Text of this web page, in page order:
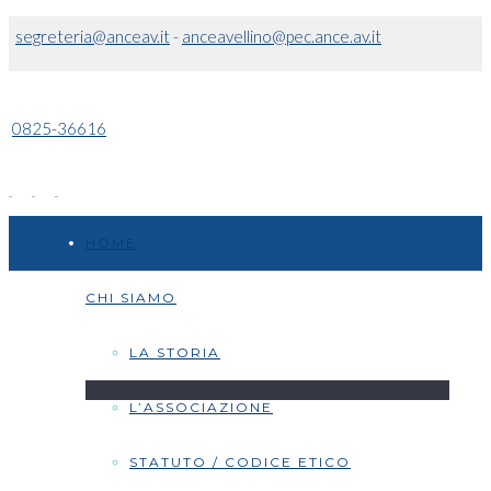
segreteria@anceav.it- anceavellino@pec.ance.av.it
0825-36616
CHI SIAMO
LA STORIA
L’ASSOCIAZIONE
STATUTO / CODICE ETICO